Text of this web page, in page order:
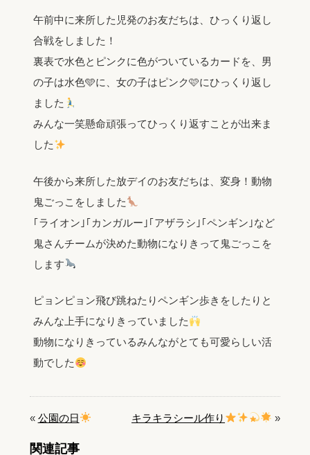
午前中に来所した児発のお友だちは、ひっくり返し
合戦をしました！
裏表で水色とピンクに色がついているカードを、男
の子は水色🩵に、女の子はピンク🩷にひっくり返し
ました
みんな一笑懸命頑張ってひっくり返すことが出来ま
した
午後から来所した放デイのお友だちは、変身！動物
鬼ごっこをしました
｢ライオン｣｢カンガルー｣｢アザラシ｣｢ペンギン｣など
鬼さんチームが決めた動物になりきって鬼ごっこを
します
ピョンピョン飛び跳ねたりペンギン歩きをしたりと
みんな上手になりきっていました
動物になりきっているみんながとても可愛らしい活
動でした
« 公園の日 キラキラシール作り »
関連記事